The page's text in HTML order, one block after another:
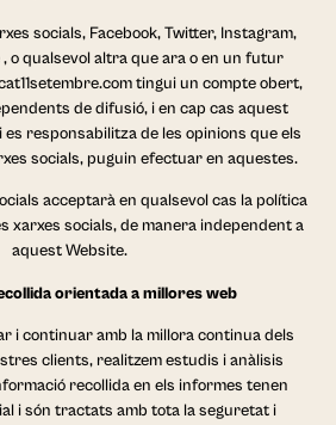
socials, Facebook, Twitter, Instagram,
o qualsevol altra que ara o en un futur
tingui un compte obert,
de difusió, i en cap cas aquest
responsabilitza de les opinions que els
socials, puguin efectuar en aquestes.
acceptarà en qualsevol cas la política
xarxes socials, de manera independent a
aquest Website.
orientada a millores web
i continuar amb la millora continua dels
clients, realitzem estudis i anàlisis
recollida en els informes tenen
i són tractats amb tota la seguretat i